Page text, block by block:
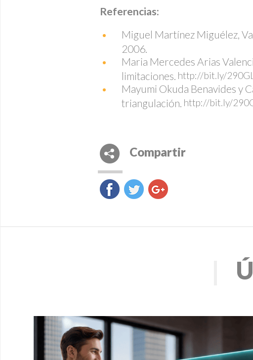
Referencias:
Miguel Martínez Miguélez,
2006.
Maria Mercedes Arias
limitaciones. http://bit.ly/
Mayumi Okuda Benavides y
triangulación. http://bit.ly/
Compartir